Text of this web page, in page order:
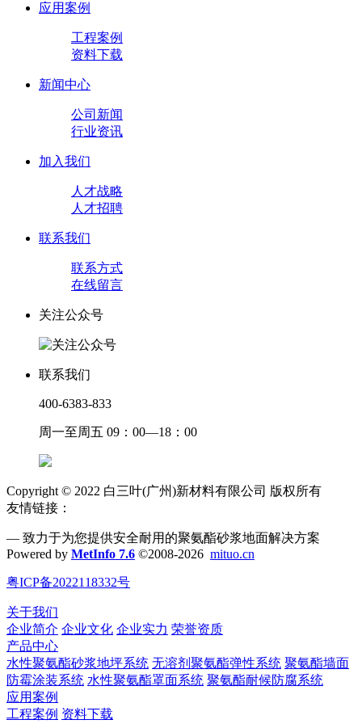
应用案例
工程案例
资料下载
新闻中心
公司新闻
行业资讯
加入我们
人才战略
人才招聘
联系我们
联系方式
在线留言
关注公众号
联系我们
400-6383-833
周一至周五 09：00—18：00
Copyright © 2022 白三叶(广州)新材料有限公司 版权所有
友情链接：
— 致力于为您提供安全耐用的聚氨酯砂浆地面解决方案
Powered by MetInfo 7.6 ©2008-2026 mituo.cn
粤ICP备2022118332号
关于我们
企业简介 企业文化 企业实力 荣誉资质
产品中心
水性聚氨酯砂浆地坪系统 无溶剂聚氨酯弹性系统 聚氨酯墙面
防霉涂装系统 水性聚氨酯罩面系统 聚氨酯耐候防腐系统
应用案例
工程案例 资料下载